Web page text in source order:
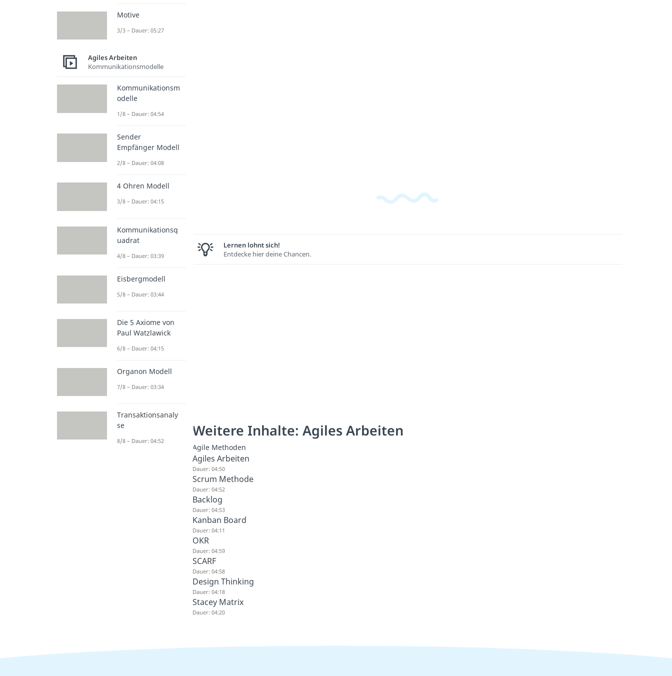
Lernen lohnt sich!
Entdecke hier deine Chancen.
Weitere Inhalte: Agiles Arbeiten
Agile Methoden
Agiles Arbeiten
Dauer: 04:50
Scrum Methode
Dauer: 04:52
Backlog
Dauer: 04:53
Kanban Board
Dauer: 04:11
OKR
Dauer: 04:59
SCARF
Dauer: 04:58
Design Thinking
Dauer: 04:18
Stacey Matrix
Dauer: 04:20
Motive
3/3 – Dauer: 05:27
Agiles Arbeiten
Kommunikationsmodelle
Kommunikationsm
odelle
1/8 – Dauer: 04:54
Sender
Empfänger Modell
2/8 – Dauer: 04:08
4 Ohren Modell
3/8 – Dauer: 04:15
Kommunikationsq
uadrat
4/8 – Dauer: 03:39
Eisbergmodell
5/8 – Dauer: 03:44
Die 5 Axiome von
Paul Watzlawick
6/8 – Dauer: 04:15
Organon Modell
7/8 – Dauer: 03:34
Transaktionsanaly
se
8/8 – Dauer: 04:52